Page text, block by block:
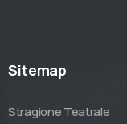
Sitemap
Stragione Teatrale